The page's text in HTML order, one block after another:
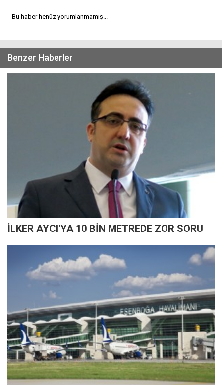
Bu haber henüz yorumlanmamış...
Benzer Haberler
İLKER AYCI'YA 10 BİN METREDE ZOR SORU